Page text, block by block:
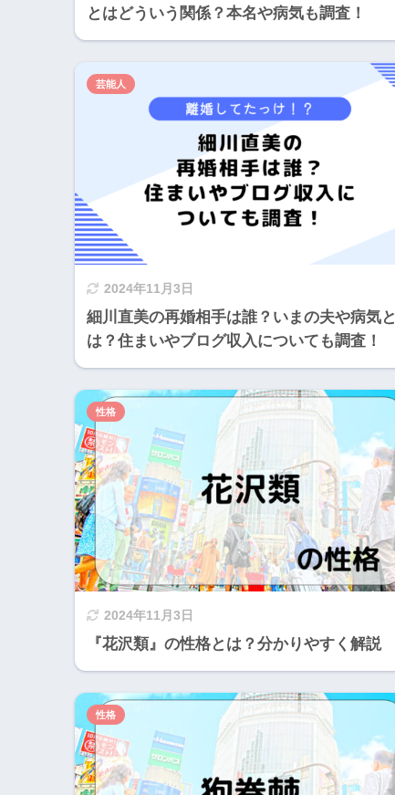
とはどういう関係？本名や病気も調査！
2024年11月3日
細川直美の再婚相手は誰？いまの夫や病気と
は？住まいやブログ収入についても調査！
芸能人
2024年11月3日
『花沢類』の性格とは？分かりやすく解説
性格
性格